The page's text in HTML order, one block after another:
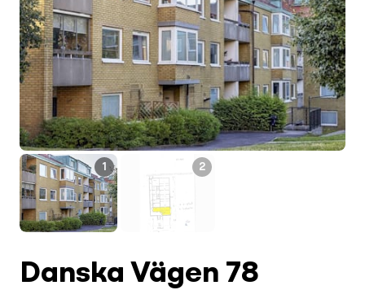
1 2
Danska Vägen 78